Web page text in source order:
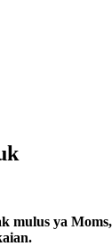
mulus ya